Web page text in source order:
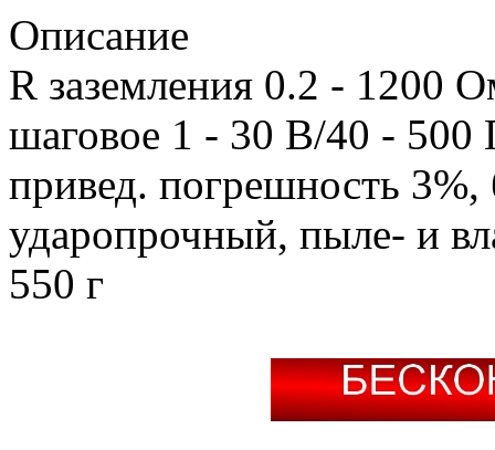
Описание
R заземления 0.2 - 1200
шаговое 1 - 30 В/40 - 500
привед. погрешность 3%,
ударопрочный, пыле- и
550 г